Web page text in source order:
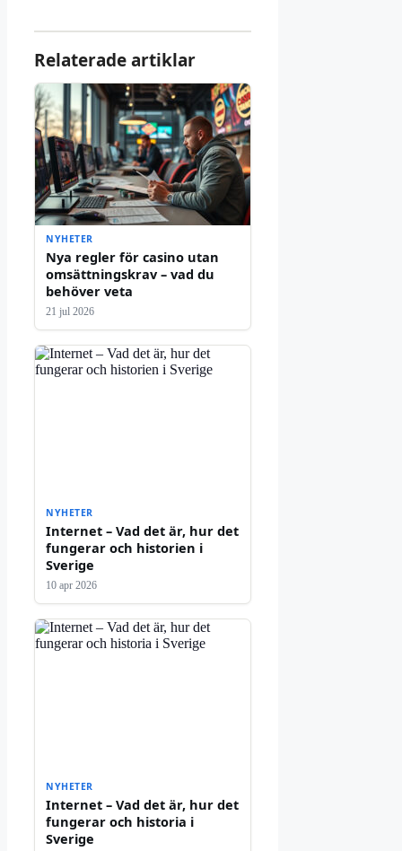
Relaterade artiklar
NYHETER
Nya regler för casino utan
omsättningskrav – vad du
behöver veta
21 jul 2026
NYHETER
Internet – Vad det är, hur det
fungerar och historien i
Sverige
10 apr 2026
NYHETER
Internet – Vad det är, hur det
fungerar och historia i
Sverige